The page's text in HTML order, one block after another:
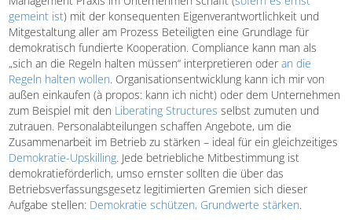
gemeint ist) mit der konsequenten Eigenverantwortlichkeit und
Mitgestaltung aller am Prozess Beteiligten eine Grundlage für
demokratisch fundierte Kooperation. Compliance kann man als
„sich an die Regeln halten müssen“ interpretieren oderan die
Regeln halten wollen. Organisationsentwicklung kann ich mir von
außen einkaufen (à propos: kann ich nicht) oder dem Unternehmen
zum Beispiel mit den Liberating Structures selbst zumuten und
zutrauen. Personalabteilungen schaffen Angebote, um die
Zusammenarbeit im Betrieb zu stärken – ideal für ein gleichzeitiges
Demokratie-Upskilling. Jede betriebliche Mitbestimmung ist
demokratieförderlich, umso ernster sollten die über das
Betriebsverfassungsgesetz legitimierten Gremien sich dieser
Aufgabe stellen: Demokratie schützen, Grundwerte stärken.